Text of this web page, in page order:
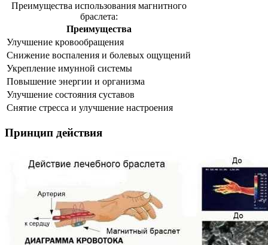
Преимущества использования магнитного
браслета:
Преимущества
Улучшение кровообращения
Снижение воспаления и болевых ощущений
Укрепление имунной системы
Повышение энергии и организма
Улучшение состояния суставов
Снятие стресса и улучшение настроения
Принцип действия